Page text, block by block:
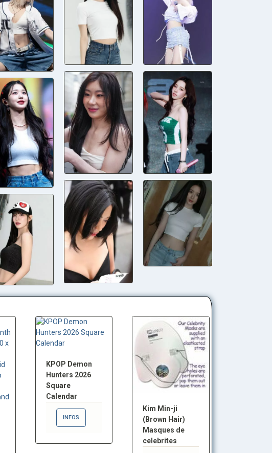
KPOP Demon
Hunters 2026
Square
Calendar
INFOS
Kim Min-ji
(Brown Hair)
Masques de
celebrites